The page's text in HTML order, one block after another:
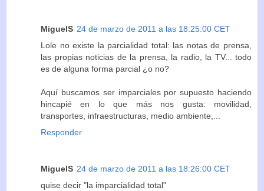
MiguelS 24 de marzo de 2011 a las 18:25:00 CET
Lole no existe la parcialidad total: las notas de prensa,
las propias noticias de la prensa, la radio, la TV... todo
es de alguna forma parcial ¿o no?
Aquí buscamos ser imparciales por supuesto haciendo
hincapié en lo que más nos gusta: movilidad,
transportes, infraestructuras, medio ambiente,...
Responder
MiguelS 24 de marzo de 2011 a las 18:26:00 CET
quise decir "la imparcialidad total"